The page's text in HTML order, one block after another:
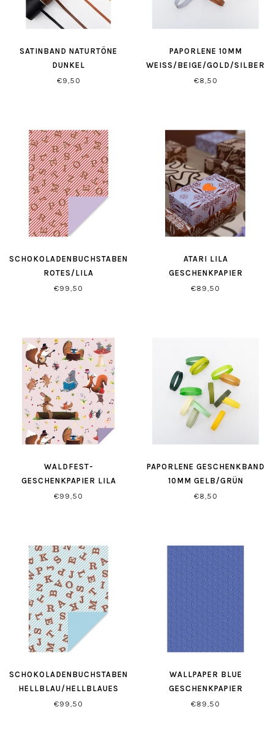
SATINBAND NATURTÖNE
DUNKEL
€9,50
PAPORLENE 10MM
WEISS/BEIGE/GOLD/SILBER
€8,50
SCHOKOLADENBUCHSTABEN
ROTES/LILA
GESCHENKPAPIER
€99,50
ATARI LILA
GESCHENKPAPIER
€89,50
WALDFEST-
GESCHENKPAPIER LILA
€99,50
PAPORLENE GESCHENKBAND
10MM GELB/GRÜN
€8,50
SCHOKOLADENBUCHSTABEN
HELLBLAU/HELLBLAUES
GESCHENKPAPIER
€99,50
WALLPAPER BLUE
GESCHENKPAPIER
€89,50